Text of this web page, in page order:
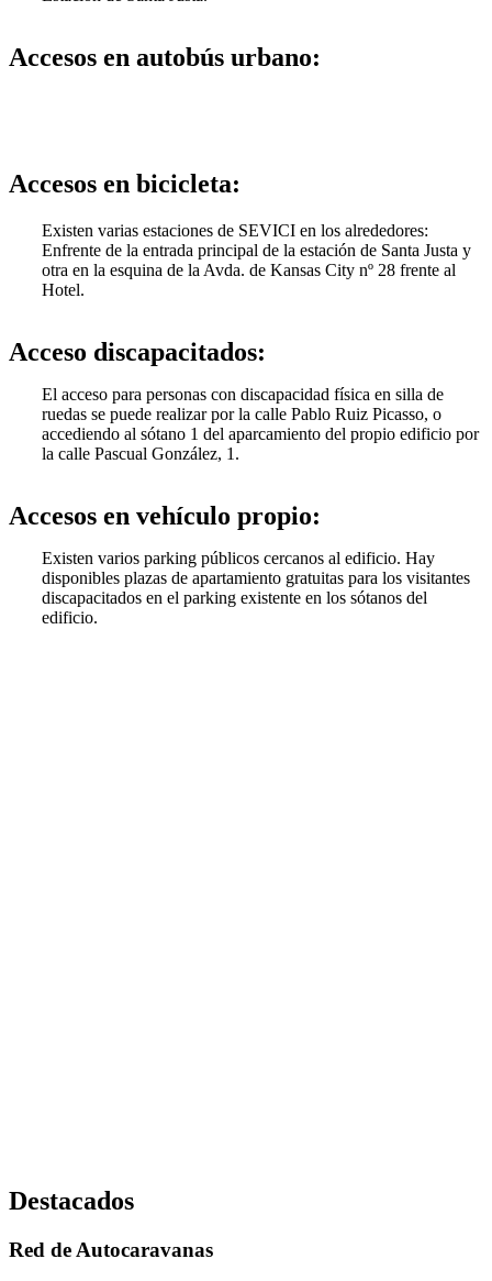
Accesos en autobús urbano:
Accesos en bicicleta:
Existen varias estaciones de SEVICI en los alrededores:
Enfrente de la entrada principal de la estación de Santa Justa y
otra en la esquina de la Avda. de Kansas City nº 28 frente al
Hotel.
Acceso discapacitados:
El acceso para personas con discapacidad física en silla de
ruedas se puede realizar por la calle Pablo Ruiz Picasso, o
accediendo al sótano 1 del aparcamiento del propio edificio por
la calle Pascual González, 1.
Accesos en vehículo propio:
Existen varios parking públicos cercanos al edificio. Hay
disponibles plazas de apartamiento gratuitas para los visitantes
discapacitados en el parking existente en los sótanos del
edificio.
Destacados
Red de Autocaravanas